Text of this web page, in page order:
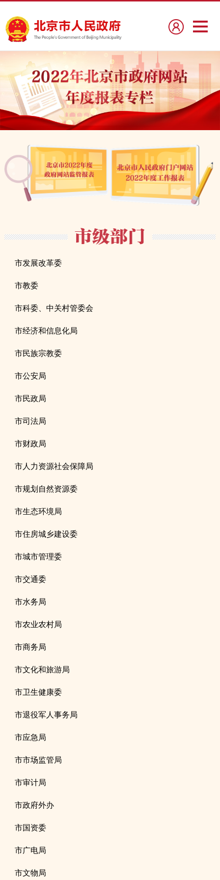
市发展改革委
市教委
市科委、中关村管委会
市经济和信息化局
市民族宗教委
市公安局
市民政局
市司法局
市财政局
市人力资源社会保障局
市规划自然资源委
市生态环境局
市住房城乡建设委
市城市管理委
市交通委
市水务局
市农业农村局
市商务局
市文化和旅游局
市卫生健康委
市退役军人事务局
市应急局
市市场监管局
市审计局
市政府外办
市国资委
市广电局
市文物局